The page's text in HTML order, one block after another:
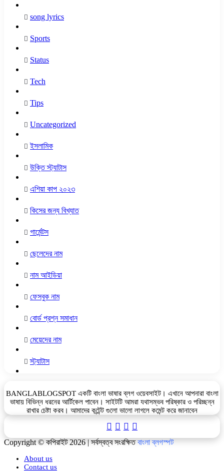
song lyrics
Sports
Status
Tech
Tips
Uncategorized
ইসলামিক
উক্তি স্ট্যাটাস
এশিয়া কাপ ২০২৩
কিসের জন্য বিখ্যাত
গার্মেন্টস
ছেলেদের নাম
নাম আইডিয়া
ফেসবুক নাম
বোর্ড প্রশ্ন সমাধান
মেয়েদের নাম
স্ট্যাটাস
BANGLABLOGSPOT একটি বাংলা ভাষার ব্লগ ওয়েবসাইট। এখানে আপনারা বাংলা
ভাষায় বিভিন্ন ধরনের আর্টিকেল পাবেন। সাইটটি আমরা যথাসম্ভব পরিষ্কার ও পরিচ্ছন্ন
রাখার চেষ্টা করব। আমাদের কন্টেন্ট গুলো ভালো লাগলে কমেন্ট করে জানাবেন
Facebook
YouTube
Telegram
Copyright © কপিরাইট 2026 | সর্বস্বত্ব সংরক্ষিতবাংলা ব্লগস্পট
About us
Contact us